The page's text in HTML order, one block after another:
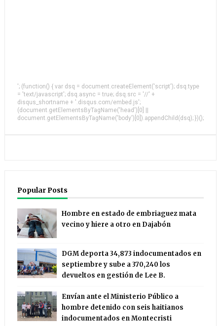
'; (function() { var dsq = document.createElement('script'); dsq.type
= 'text/javascript'; dsq.async = true; dsq.src = '//' +
disqus_shortname + '.disqus.com/embed.js';
(document.getElementsByTagName('head')[0] ||
document.getElementsByTagName('body')[0]).appendChild(dsq); })();
Popular Posts
Hombre en estado de embriaguez mata
vecino y hiere a otro en Dajabón
DGM deporta 34,873 indocumentados en
septiembre y sube a 370,240 los
devueltos en gestión de Lee B.
Envían ante el Ministerio Público a
hombre detenido con seis haitianos
indocumentados en Montecristi